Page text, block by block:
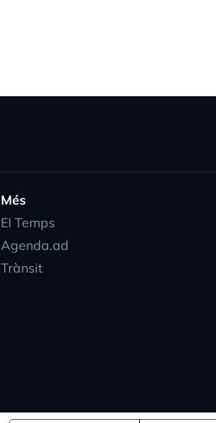
Més
EI Temps
Agenda.ad
Trànsit